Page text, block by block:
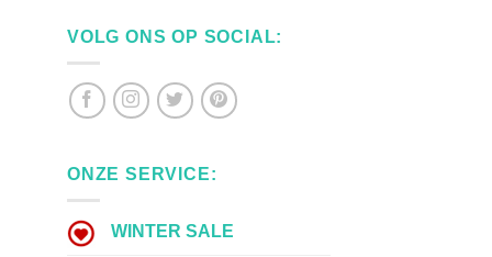
VOLG ONS OP SOCIAL:
ONZE SERVICE:
WINTER SALE